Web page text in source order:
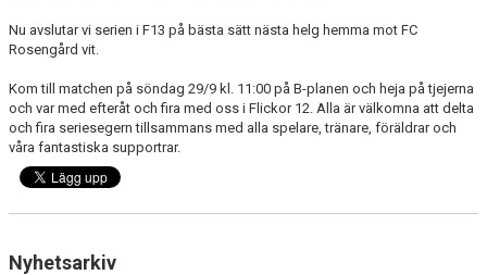
Nu avslutar vi serien i F13 på bästa sätt nästa helg hemma mot FC
Rosengård vit.
Kom till matchen på söndag 29/9 kl. 11:00 på B-planen och heja på tjejerna
och var med efteråt och fira med oss i Flickor 12. Alla är välkomna att delta
och fira seriesegern tillsammans med alla spelare, tränare, föräldrar och
våra fantastiska supportrar.
Nyhetsarkiv